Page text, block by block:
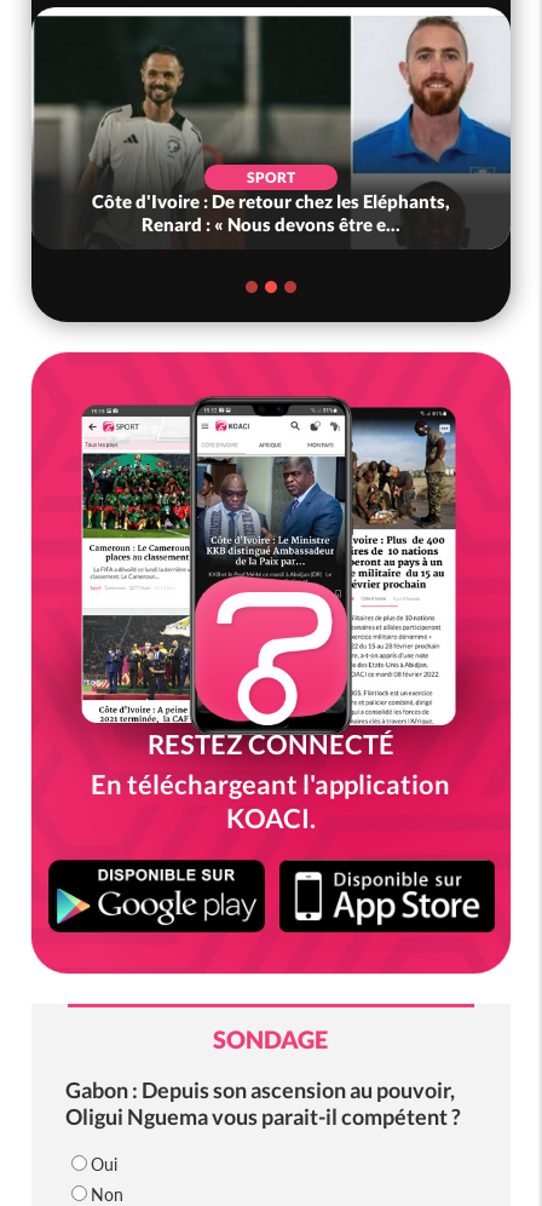
SPORT
Côte d'Ivoire : De retour chez les Eléphants,
Renard : « Nous devons être e...
RESTEZ CONNECTÉ
En téléchargeant l'application
KOACI.
SONDAGE
Gabon : Depuis son ascension au pouvoir,
Oligui Nguema vous parait-il compétent ?
Oui
Non